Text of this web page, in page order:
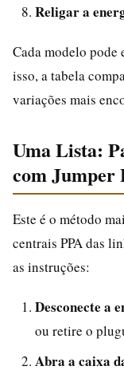
Religar a
Cada modelo pode
isso, a tabela
variações mais
Uma Lista:
com Jumper
Este é o método
centrais PPA das
as instruções:
Desconecte a
ou retire o
Abra a caixa